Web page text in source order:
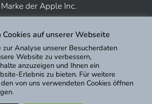
der Apple Inc.
auf unserer Webseite
Analyse unserer Besucherdaten
Website zu verbessern,
anzuzeigen und Ihnen ein
Erlebnis zu bieten. Für weitere
von uns verwendeten Cookies öffnen